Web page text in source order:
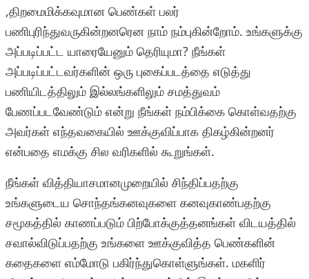
,திறமைமிக்கவுமான பெண்கள் பலர்
பணிபுரிந்துவருகின்றனரென நாம் நம்புகின்றோம். உங்களுக்கு
அப்படிப்பட்ட யாரையேனும் தெரியுமா? நீங்கள்
அப்படிப்பட்டவர்களின் ஒரு புகைப்படத்தை எடுத்து
பணியிடத்திலும் இல்லங்களிலும் சமத்துவம்
பேணப்படவேண்டும் என்று நீங்கள் நம்பிக்கை கொள்வதற்கு
அவர்கள் எந்தவகையில் ஊக்குவிப்பாக திகழ்கின்றனர்
என்பதை எமக்கு சில வரிகளில் கூறுங்கள்.
நீங்கள் வித்தியாசமானமுறையில் சிந்திப்பதற்கு
உங்களுடைய சொந்தங்கனவுகளை கனவுகாண்பதற்கு
சமூகத்தில் காணப்படும் பிற்போக்குத்தனங்கள் விடயத்தில்
சவால்விடுப்பதற்கு உங்களை ஊக்குவித்த பெண்களின்
கதைகளை எம்மோடு பகிர்ந்துகொள்ளுங்கள். மகளிர்